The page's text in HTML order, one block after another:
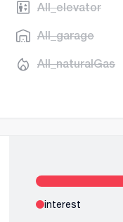
AII_elevator
AII_garage
AII_naturalGas
interest